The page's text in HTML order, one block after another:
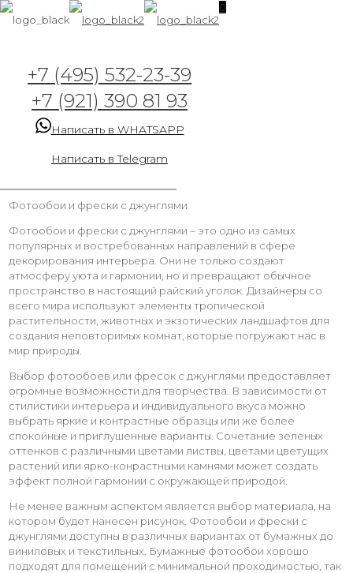
+7 (495) 532-23-39
+7 (921) 390 81 93
Написать в WHATSAPP
Написать в Telegram
0
Фотообои и фрески с джунглями
Фотообои и фрески с джунглями – это одно из самых
популярных и востребованных направлений в сфере
декорирования интерьера. Они не только создают
атмосферу уюта и гармонии, но и превращают обычное
пространство в настоящий райский уголок. Дизайнеры со
всего мира используют элементы тропической
растительности, животных и экзотических ландшафтов для
создания неповторимых комнат, которые погружают нас в
мир природы.
Выбор фотообоев или фресок с джунглями предоставляет
огромные возможности для творчества. В зависимости от
стилистики интерьера и индивидуального вкуса можно
выбрать яркие и контрастные образцы или же более
спокойные и приглушенные варианты. Сочетание зеленых
оттенков с различными цветами листвы, цветами цветущих
растений или ярко-конрастными камнями может создать
эффект полной гармонии с окружающей природой.
Не менее важным аспектом является выбор материала, на
котором будет нанесен рисунок. Фотообои и фрески с
джунглями доступны в различных вариантах от бумажных до
виниловых и текстильных. Бумажные фотообои хорошо
подходят для помещений с минимальной проходимостью, так